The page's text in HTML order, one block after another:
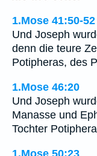
1.Mose 41:50-52
Und Joseph
denn die teure
Potipheras, des
1.Mose 46:20
Und Joseph
Manasse und
Tochter
1.Mose 50:23